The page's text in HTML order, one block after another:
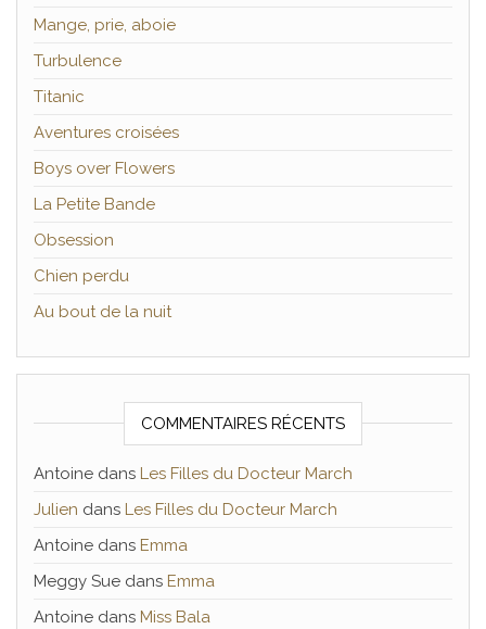
Mange, prie, aboie
Turbulence
Titanic
Aventures croisées
Boys over Flowers
La Petite Bande
Obsession
Chien perdu
Au bout de la nuit
COMMENTAIRES RÉCENTS
Antoine dans Les Filles du Docteur March
Julien dans Les Filles du Docteur March
Antoine dans Emma
Meggy Sue dans Emma
Antoine dans Miss Bala